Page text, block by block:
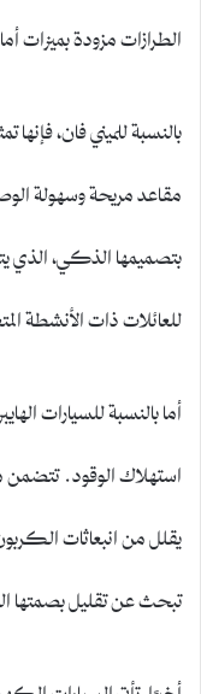
الطرازات مزودة بميزات
بالنسبة للميني فان،
مقاعد مريحة وسهولة
بتصميمها الذكي، الذي
للعائلات ذات الأنشطة
أما بالنسبة للسيارات
استهلاك الوقود. تتضمن
يقلل من انبعاثات
تبحث عن تقليل بصمتها